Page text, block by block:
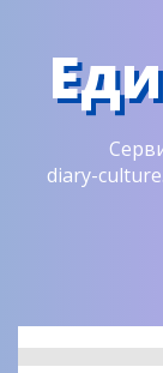
diary-